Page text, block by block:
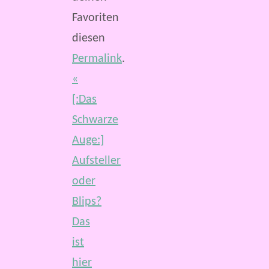
Favoriten
diesen
Permalink.
«
[:Das
Schwarze
Auge:]
Aufsteller
oder
Blips?
Das
ist
hier